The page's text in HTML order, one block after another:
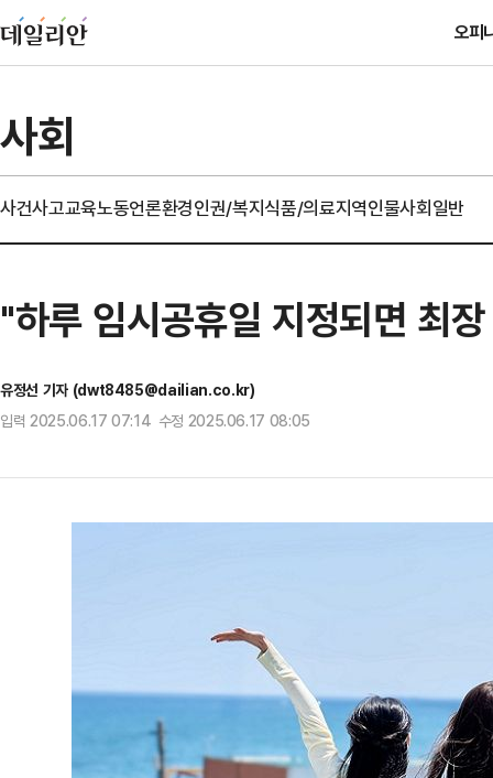
오피
사회
사건사고교육노동언론환경인권/복지식품/의료지역인물사회일반
"하루 임시공휴일 지정되면 최
유정선 기자 (dwt8485@dailian.co.kr)
입력 2025.06.17 07:14 수정 2025.06.17 08:05